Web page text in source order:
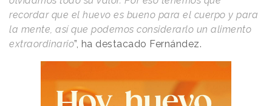
recordar que el huevo es bueno para el cuerpo y para
la mente, así que podemos considerarlo un alimento
extraordinario”, ha destacado Fernández.